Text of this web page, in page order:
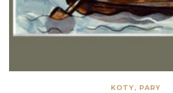
KOTY, PARY